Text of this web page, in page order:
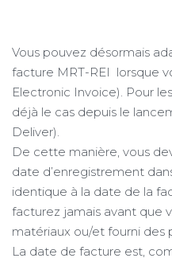
Vous pouvez désormais
facture MRT-REI lorsque
Electronic Invoice). Pour
déjà le cas depuis le
Deliver).
De cette manière, vous
date d’enregistrement
identique à la date de la
facturez jamais avant que
matériaux ou/et fourni des
La date de facture est,